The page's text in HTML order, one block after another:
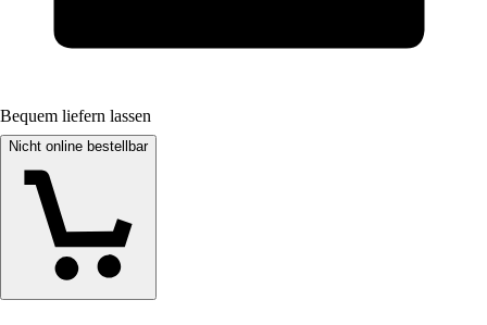
Bequem liefern lassen
Nicht online bestellbar